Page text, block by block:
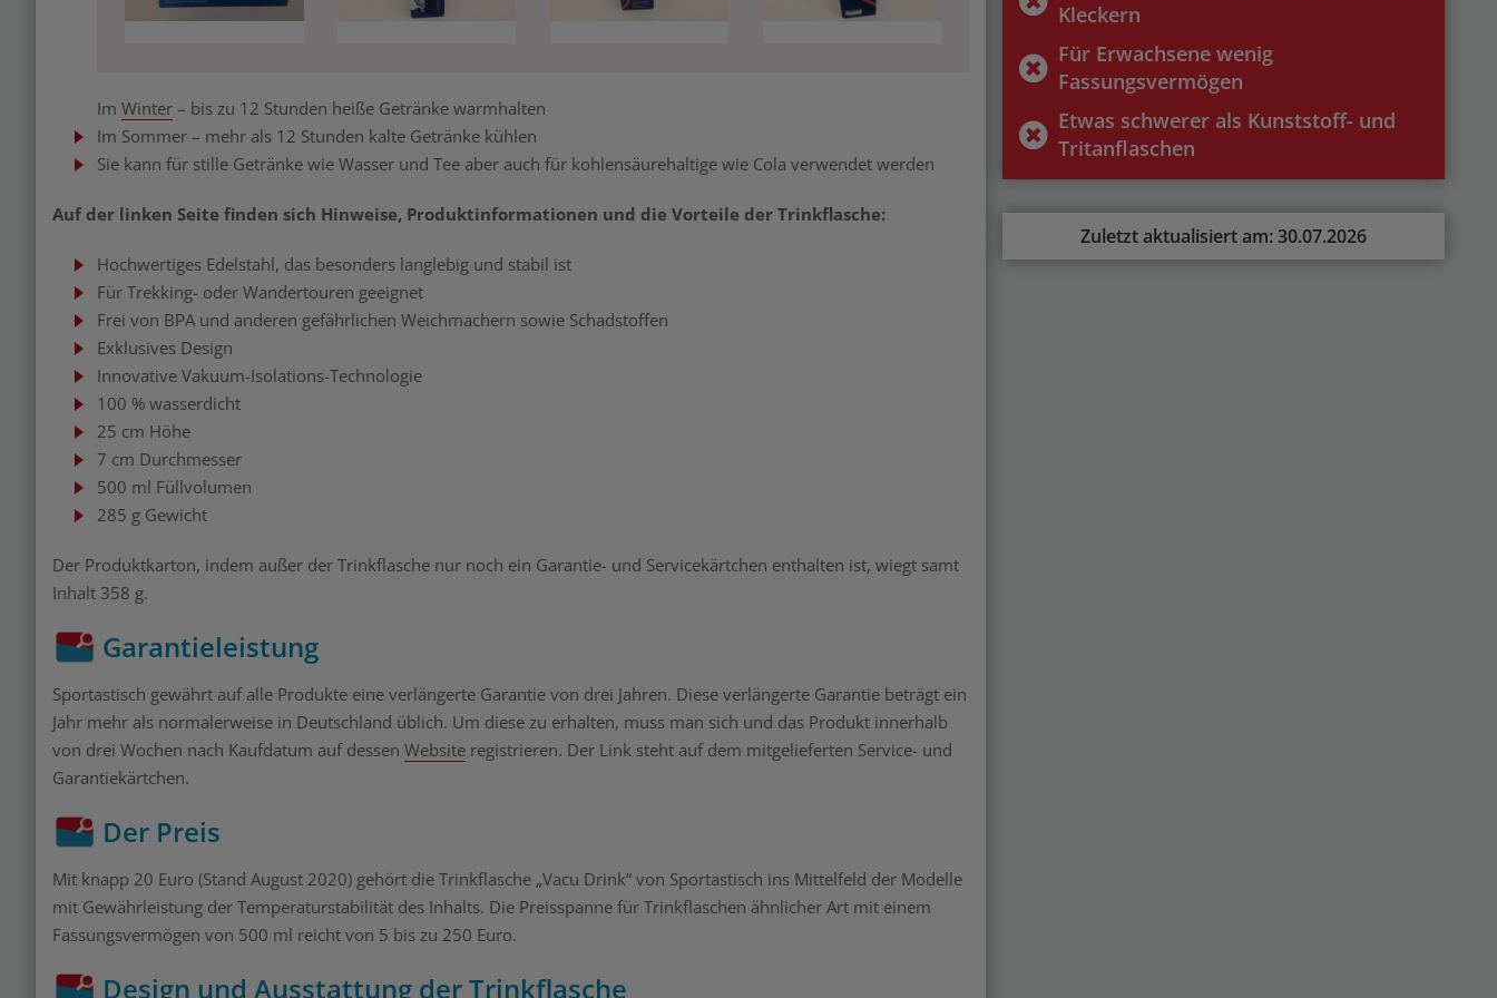
Im Winter – bis zu 12 Stunden heiße Getränke warmhalten
Im Sommer – mehr als 12 Stunden kalte Getränke kühlen
Sie kann für stille Getränke wie Wasser und Tee aber auch für kohlensäurehaltige wie Cola verwendet werden
Auf der linken Seite finden sich Hinweise, Produktinformationen und die Vorteile der Trinkflasche:
Hochwertiges Edelstahl, das besonders langlebig und stabil ist
Für Trekking- oder Wandertouren geeignet
Frei von BPA und anderen gefährlichen Weichmachern sowie Schadstoffen
Exklusives Design
Innovative Vakuum-Isolations-Technologie
100 % wasserdicht
25 cm Höhe
7 cm Durchmesser
500 ml Füllvolumen
285 g Gewicht
Der Produktkarton, indem außer der Trinkflasche nur noch ein Garantie- und Servicekärtchen enthalten ist, wiegt samt
Inhalt 358 g.
Garantieleistung
Sportastisch gewährt auf alle Produkte eine verlängerte Garantie von drei Jahren. Diese verlängerte Garantie beträgt ein
Jahr mehr als normalerweise in Deutschland üblich. Um diese zu erhalten, muss man sich und das Produkt innerhalb
von drei Wochen nach Kaufdatum auf dessen Website registrieren. Der Link steht auf dem mitgelieferten Service- und
Garantiekärtchen.
Der Preis
Mit knapp 20 Euro (Stand August 2020) gehört die Trinkflasche „Vacu Drink“ von Sportastisch ins Mittelfeld der Modelle
mit Gewährleistung der Temperaturstabilität des Inhalts. Die Preisspanne für Trinkflaschen ähnlicher Art mit einem
Fassungsvermögen von 500 ml reicht von 5 bis zu 250 Euro.
Design und Ausstattung der Trinkflasche
Kleckern
Für Erwachsene wenig
Fassungsvermögen
Etwas schwerer als Kunststoff- und
Tritanflaschen
Zuletzt aktualisiert am: 30.07.2026